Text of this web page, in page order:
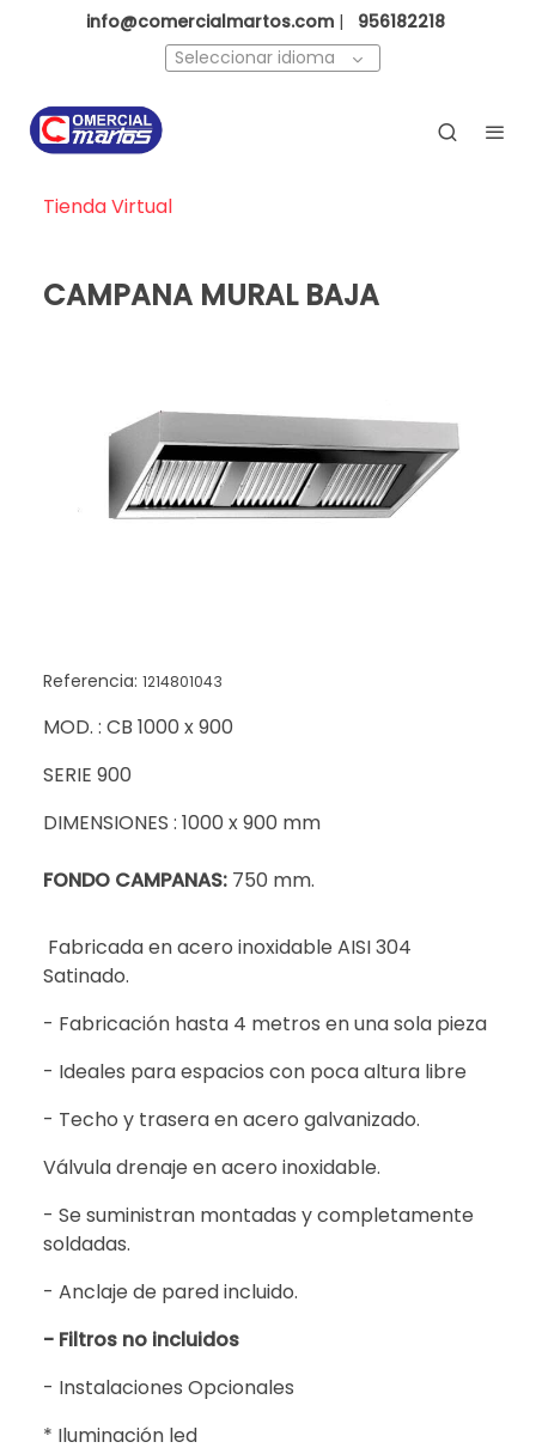
info@comercialmartos.com |
956182218
Seleccionar idioma
Tienda Virtual
CAMPANA MURAL BAJA
Referencia: 1214801043
MOD. : CB 1000 x 900
SERIE 900
DIMENSIONES : 1000 x 900 mm
FONDO CAMPANAS: 750 mm.
Fabricada en acero inoxidable AISI 304
Satinado.
- Fabricación hasta 4 metros en una sola pieza
- Ideales para espacios con poca altura libre
- Techo y trasera en acero galvanizado.
Válvula drenaje en acero inoxidable.
- Se suministran montadas y completamente
soldadas.
- Anclaje de pared incluido.
- Filtros no incluidos
- Instalaciones Opcionales
* Iluminación led